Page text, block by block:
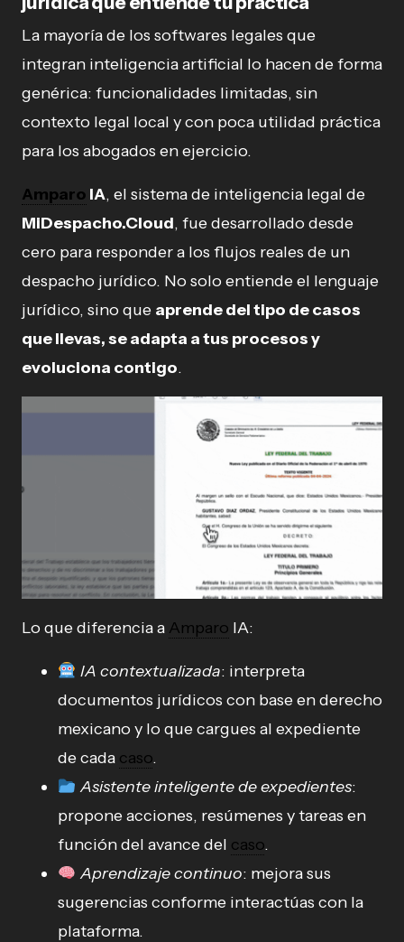
La mayoría de los softwares legales que
integran inteligencia artificial lo hacen de forma
genérica: funcionalidades limitadas, sin
contexto legal local y con poca utilidad práctica
para los abogados en ejercicio.
Amparo IA, el sistema de inteligencia legal de
MiDespacho.Cloud, fue desarrollado desde
cero para responder a los flujos reales de un
despacho jurídico. No solo entiende el lenguaje
jurídico, sino que aprende del tipo de casos
que llevas, se adapta a tus procesos y
evoluciona contigo.
Lo que diferencia a Amparo IA:
IA contextualizada: interpreta
documentos jurídicos con base en derecho
mexicano y lo que cargues al expediente
de cada caso.
Asistente inteligente de expedientes:
propone acciones, resúmenes y tareas en
función del avance del caso.
Aprendizaje continuo: mejora sus
sugerencias conforme interactúas con la
plataforma.